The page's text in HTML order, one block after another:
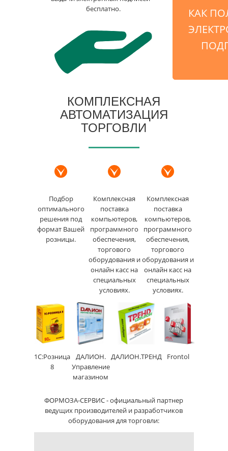
бесплатно.
КАК
КОМПЛЕКСНАЯ
АВТОМАТИЗАЦИЯ
ТОРГОВЛИ
Подбор
оптимального
решения под
формат Вашей
розницы.
Комплексная
поставка
компьютеров,
программного
обеспечения,
торгового
оборудования и
онлайн касс на
специальных
условиях.
Комплексная
поставка
компьютеров,
программного
обеспечения,
торгового
оборудования и
онлайн касс на
специальных
условиях.
1С:Розница
8
ДАЛИОН.
Управление
магазином
ДАЛИОН.ТРЕНД Frontol
ФОРМОЗА-СЕРВИС - официальный партнер
ведущих производителей и разработчиков
оборудования для торговли: